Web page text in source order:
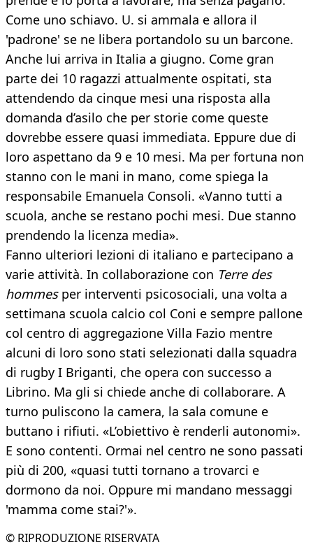
Come uno schiavo. U. si ammala e allora il
'padrone' se ne libera portandolo su un barcone.
Anche lui arriva in Italia a giugno. Come gran
parte dei 10 ragazzi attualmente ospitati, sta
attendendo da cinque mesi una risposta alla
domanda d’asilo che per storie come queste
dovrebbe essere quasi immediata. Eppure due di
loro aspettano da 9 e 10 mesi. Ma per fortuna non
stanno con le mani in mano, come spiega la
responsabile Emanuela Consoli. «Vanno tutti a
scuola, anche se restano pochi mesi. Due stanno
prendendo la licenza media».
Fanno ulteriori lezioni di italiano e partecipano a
varie attività. In collaborazione con Terre des
hommesper interventi psicosociali, una volta a
settimana scuola calcio col Coni e sempre pallone
col centro di aggregazione Villa Fazio mentre
alcuni di loro sono stati selezionati dalla squadra
di rugby I Briganti, che opera con successo a
Librino. Ma gli si chiede anche di collaborare. A
turno puliscono la camera, la sala comune e
buttano i rifiuti. «L’obiettivo è renderli autonomi».
E sono contenti. Ormai nel centro ne sono passati
più di 200, «quasi tutti tornano a trovarci e
dormono da noi. Oppure mi mandano messaggi
'mamma come stai?'».
© RIPRODUZIONE RISERVATA